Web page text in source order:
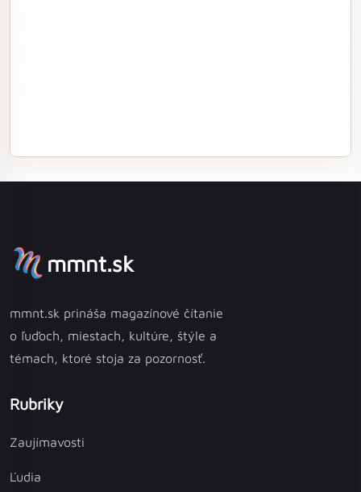
mmnt.sk
mmnt.sk prináša magazínové čítanie
o ľuďoch, miestach, kultúre, štýle a
témach, ktoré stoja za pozornosť.
Rubriky
Zaujímavosti
Ľudia